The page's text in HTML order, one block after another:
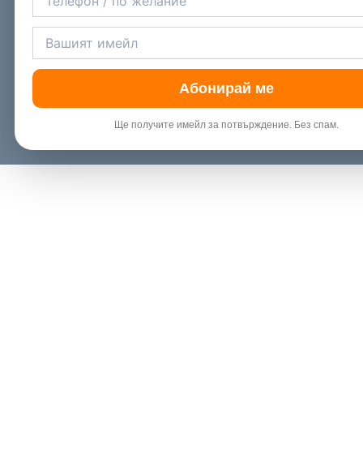
Абонирай ме
Ще получите имейл за потвърждение. Без спам.